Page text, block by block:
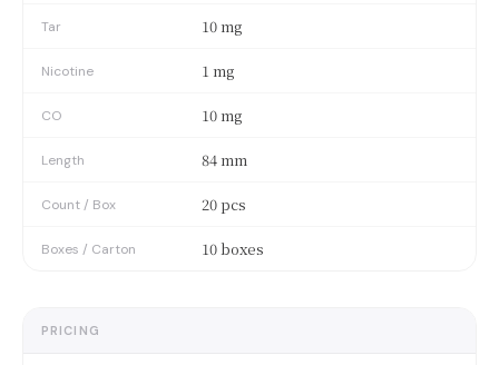
Tar 10 mg
Nicotine 1 mg
CO 10 mg
Length 84 mm
Count / Box 20 pcs
Boxes / Carton 10 boxes
PRICING